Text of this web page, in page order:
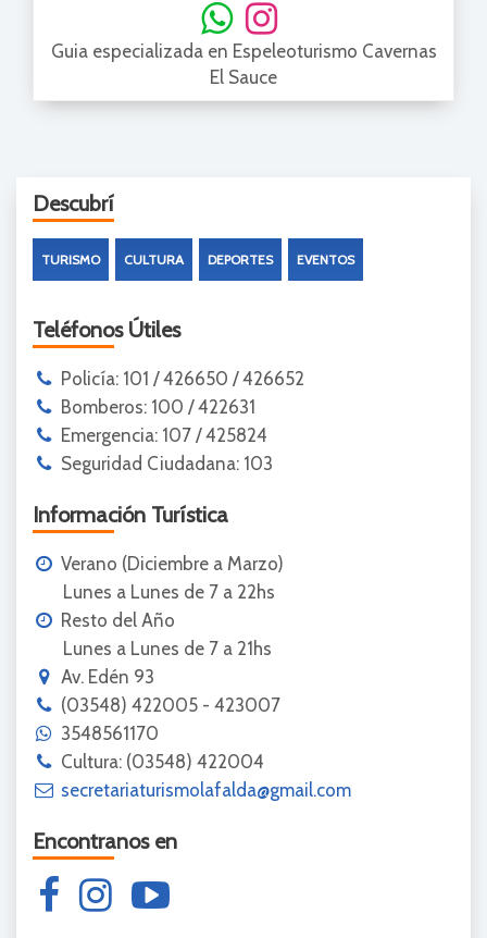
Guia especializada en Espeleoturismo Cavernas
El Sauce
Descubrí
TURISMO CULTURA DEPORTES EVENTOS
Teléfonos Útiles
Policía: 101 / 426650 / 426652
Bomberos: 100 / 422631
Emergencia: 107 / 425824
Seguridad Ciudadana: 103
Información Turística
Verano (Diciembre a Marzo)
Lunes a Lunes de 7 a 22hs
Resto del Año
Lunes a Lunes de 7 a 21hs
Av. Edén 93
(03548) 422005 - 423007
3548561170
Cultura: (03548) 422004
secretariaturismolafalda@gmail.com
Encontranos en